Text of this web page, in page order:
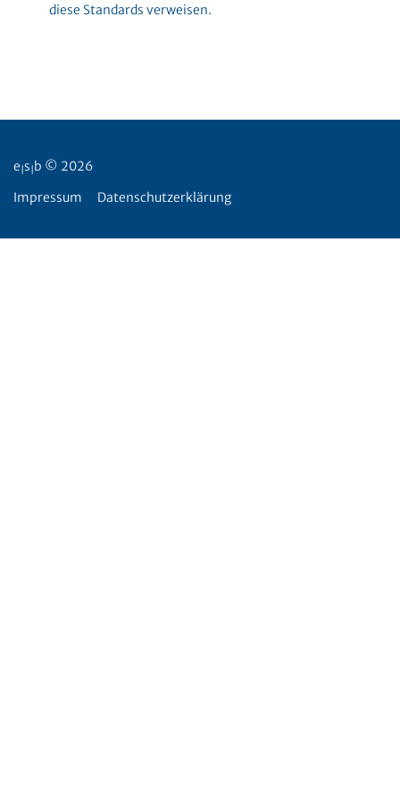
diese Standards verweisen.
e s b © 2026
Impressum
Datenschutzerklärung